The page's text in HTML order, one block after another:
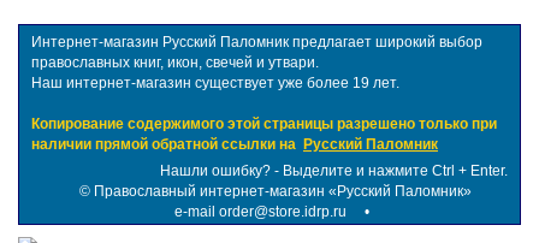
Интернет-магазин Русский Паломник предлагает широкий выбор
православных книг, икон, свечей и утвари.
Наш интернет-магазин существует уже более 19 лет.
Копирование содержимого этой страницы разрешено только при
наличии прямой обратной ссылки на Русский Паломник
Нашли ошибку? - Выделите и нажмите Ctrl + Enter.
© Православный интернет-магазин «Русский Паломник»
e-mail order@store.idrp.ru •